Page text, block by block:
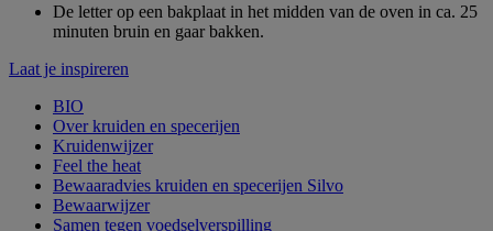
De letter op een bakplaat in het midden van de oven in ca. 25
minuten bruin en gaar bakken.
Laat je inspireren
BIO
Over kruiden en specerijen
Kruidenwijzer
Feel the heat
Bewaaradvies kruiden en specerijen Silvo
Bewaarwijzer
Samen tegen voedselverspilling